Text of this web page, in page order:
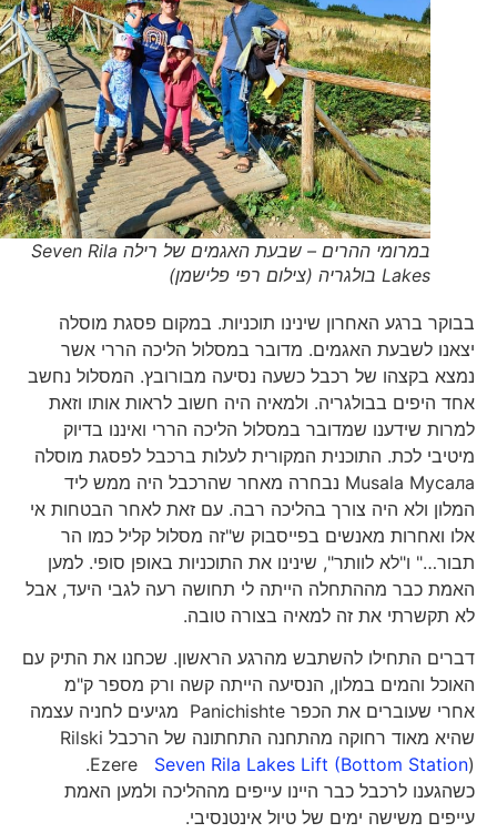
במרומי ההרים – שבעת האגמים של רילה Seven Rila
Lakes בולגריה (צילום רפי פלישמן)
בבוקר ברגע האחרון שינינו תוכניות. במקום פסגת מוסלה
יצאנו לשבעת האגמים. מדובר במסלול הליכה הררי אשר
נמצא בקצהו של רכבל כשעה נסיעה מבורובץ. המסלול נחשב
אחד היפים בבולגריה. ולמאיה היה חשוב לראות אותו וזאת
למרות שידענו שמדובר במסלול הליכה הררי ואיננו בדיוק
מיטיבי לכת. התוכנית המקורית לעלות ברכבל לפסגת מוסלה
Musala Мусала נבחרה מאחר שהרכבל היה ממש ליד
המלון ולא היה צורך בהליכה רבה. עם זאת לאחר הבטחות אי
אלו ואחרות מאנשים בפייסבוק ש"זה מסלול קליל כמו הר
תבור…" ו"לא לוותר", שינינו את התוכניות באופן סופי. למען
האמת כבר מההתחלה הייתה לי תחושה רעה לגבי היעד, אבל
לא תקשרתי את זה למאיה בצורה טובה.
דברים התחילו להשתבש מהרגע הראשון. שכחנו את התיק עם
האוכל והמים במלון, הנסיעה הייתה קשה ורק מספר ק"מ
אחרי שעוברים את הכפר Panichishte מגיעים לחניה עצמה
שהיא מאוד רחוקה מהתחנה התחתונה של הרכבל Rilski
EzereSeven Rila Lakes Lift (Bottom Station
).
כשהגענו לרכבל כבר היינו עייפים מההליכה ולמען האמת
עייפים משישה ימים של טיול אינטנסיבי.